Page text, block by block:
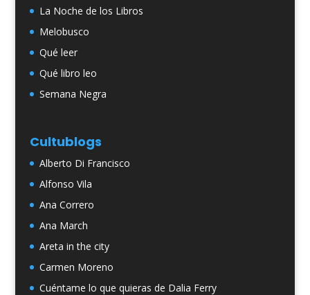
La Noche de los Libros
Melobusco
Qué leer
Qué libro leo
Semana Negra
Cultublogs
Alberto Di Francisco
Alfonso Vila
Ana Correro
Ana March
Areta in the city
Carmen Moreno
Cuéntame lo que quieras de Dalia Ferry